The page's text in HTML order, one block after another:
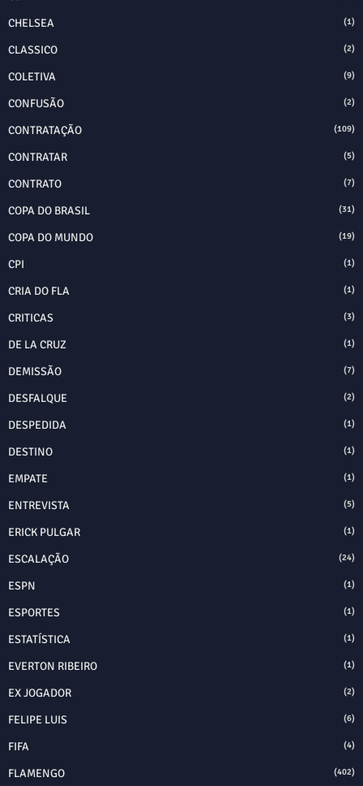
CHELSEA (1)
CLASSICO (2)
COLETIVA (9)
CONFUSÃO (2)
CONTRATAÇÃO (109)
CONTRATAR (5)
CONTRATO (7)
COPA DO BRASIL (31)
COPA DO MUNDO (19)
CPI (1)
CRIA DO FLA (1)
CRITICAS (3)
DE LA CRUZ (1)
DEMISSÃO (7)
DESFALQUE (2)
DESPEDIDA (1)
DESTINO (1)
EMPATE (1)
ENTREVISTA (5)
ERICK PULGAR (1)
ESCALAÇÃO (24)
ESPN (1)
ESPORTES (1)
ESTATÍSTICA (1)
EVERTON RIBEIRO (1)
EX JOGADOR (2)
FELIPE LUIS (6)
FIFA (4)
FLAMENGO (402)